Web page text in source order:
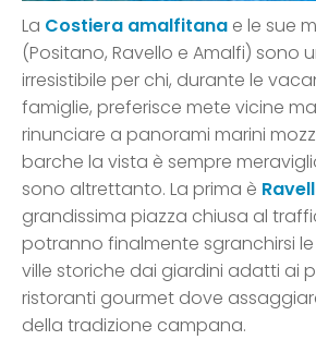
La Costiera amalfitana e le sue
(Positano, Ravello e Amalfi) sono
irresistibile per chi, durante le
famiglie, preferisce mete vicine
rinunciare a panorami marini
barche la vista è sempre
sono altrettanto. La prima è
grandissima piazza chiusa al
potranno finalmente sgranchirsi
ville storiche dai giardini adatti ai
ristoranti gourmet dove
della tradizione campana.